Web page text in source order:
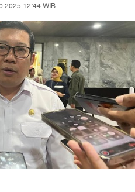
2025 12:44 WIB